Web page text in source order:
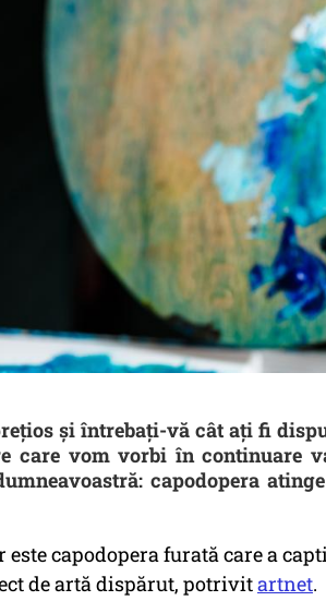
și întrebați-vă cât ați fi
care vom vorbi în continuare
capodopera
este capodopera furată care a
de artă dispărut, potrivitartnet.